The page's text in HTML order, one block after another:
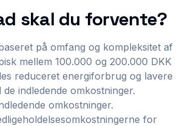
skal du forvente?
på omfang og kompleksitet af
mellem 100.000 og 200.000 DKK
reduceret energiforbrug og lavere
indledende omkostninger.
omkostninger.
for